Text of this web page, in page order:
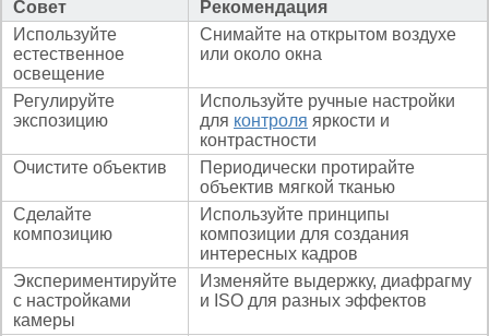
Совет
Рекомендация
Используйте
естественное
освещение
Снимайте на открытом воздухе
или около окна
Регулируйте
экспозицию
Используйте ручные настройки
для контроля яркости и
контрастности
Очистите объектив
Периодически протирайте
объектив мягкой тканью
Сделайте
композицию
Используйте принципы
композиции для создания
интересных кадров
Экспериментируйте
с настройками
камеры
Изменяйте выдержку, диафрагму
и ISO для разных эффектов